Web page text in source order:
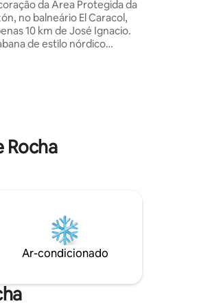
de 5, 39 avaliações
da Área Protegida da
no balneário El Caracol,
10 km de José Ignacio.
de estilo nórdico
e quilômetros de
Ar-condicionado